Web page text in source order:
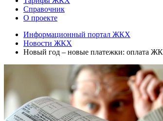
Справочник
О проекте
Информационный портал ЖКХ
Новости ЖКХ
Новый год – новые платежки: оплата